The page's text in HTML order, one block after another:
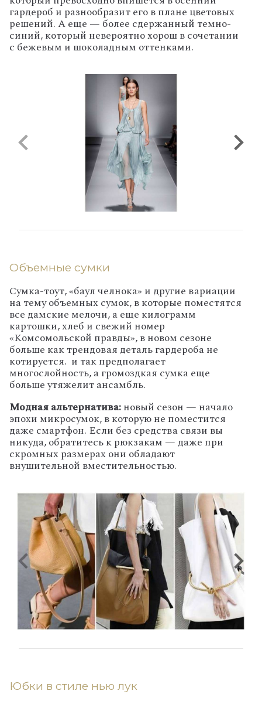
гардероб и разнообразит его в плане цветовых
решений. А еще — более сдержанный темно-
синий, который невероятно хорош в сочетании
с бежевым и шоколадным оттенками.
Объемные сумки
Сумка-тоут, «баул челнока» и другие вариации
на тему объемных сумок, в которые поместятся
все дамские мелочи, а еще килограмм
картошки, хлеб и свежий номер
«Комсомольской правды», в новом сезоне
больше как трендовая деталь гардероба не
котируется. и так предполагает
многослойность, а громоздкая сумка еще
больше утяжелит ансамбль.
Модная альтернатива:новый сезон — начало
эпохи микросумок, в которую не поместится
даже смартфон. Если без средства связи вы
никуда, обратитесь к рюкзакам — даже при
скромных размерах они обладают
внушительной вместительностью.
Юбки в стиле нью лук